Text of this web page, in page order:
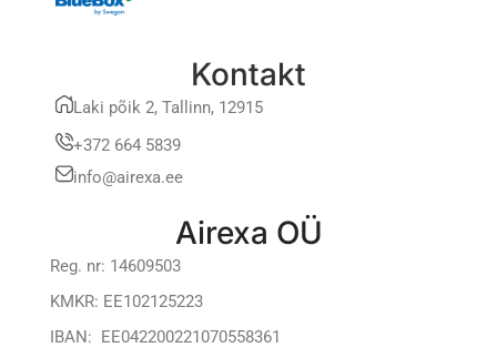
Kontakt
Laki põik 2, Tallinn, 12915
+372 664 5839
info@airexa.ee
Airexa OÜ
Reg. nr: 14609503
KMKR: EE102125223
IBAN: EE042200221070558361